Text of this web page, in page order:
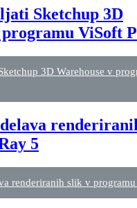
Sketchup 3D
programu ViSoft
3D Warehouse v
5
renderiranih slik v